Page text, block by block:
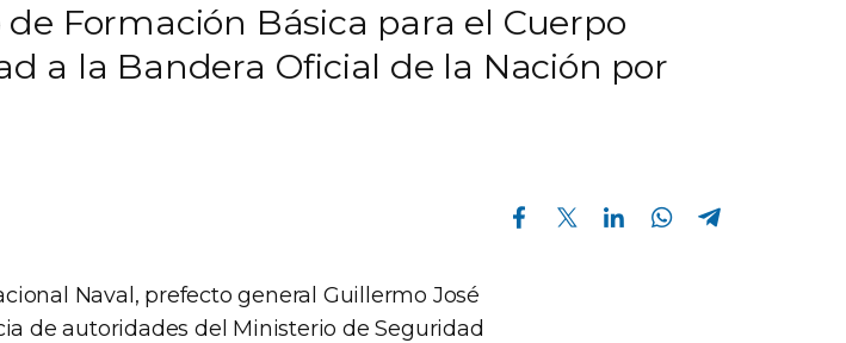
Formación Básica para el Cuerpo
a la Bandera Oficial de la Nación por
Compartir en Facebook Compartir en Twitter Compartir en Linkedin Compartir en Whatsapp
Naval, prefecto general Guillermo José
de autoridades del Ministerio de Seguridad